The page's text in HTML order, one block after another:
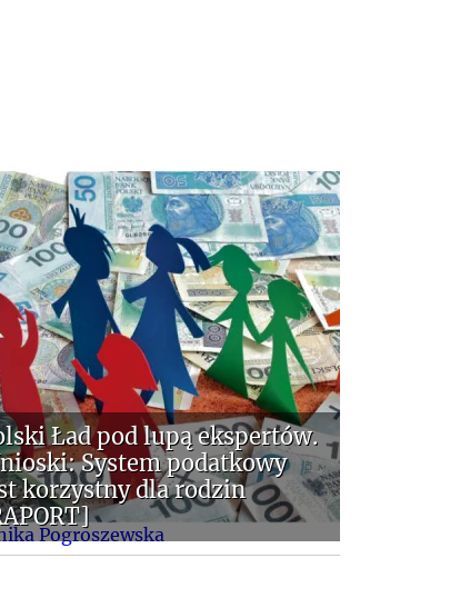
Pogroszewska
Ład pod lupą ekspertów.
System podatkowy
korzystny dla rodzin